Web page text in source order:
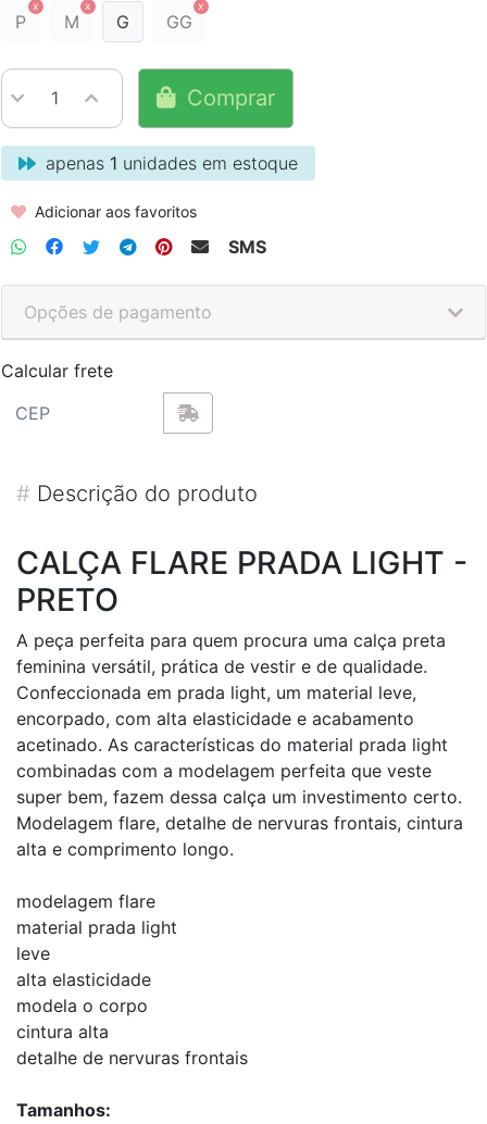
P M G GG
Comprar
apenas 1 unidades em estoque
Adicionar aos favoritos
SMS
Opções de pagamento
Calcular frete
# Descrição do produto
CALÇA FLARE PRADA LIGHT -
PRETO
A peça perfeita para quem procura uma calça preta
feminina versátil, prática de vestir e de qualidade.
Confeccionada em prada light, um material leve,
encorpado, com alta elasticidade e acabamento
acetinado. As características do material prada light
combinadas com a modelagem perfeita que veste
super bem, fazem dessa calça um investimento certo.
Modelagem flare, detalhe de nervuras frontais, cintura
alta e comprimento longo.
modelagem flare
material prada light
leve
alta elasticidade
modela o corpo
cintura alta
detalhe de nervuras frontais
Tamanhos: